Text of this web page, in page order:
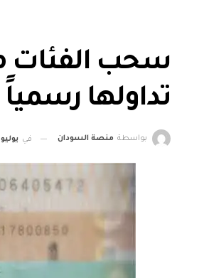
تداولها رسمياً
بواسطة منصة السودان في يوليو 5, 2026